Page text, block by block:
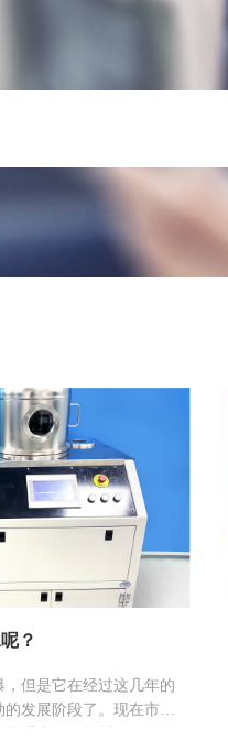
？
但是它在经过这几年的
发展阶段了。现在市面